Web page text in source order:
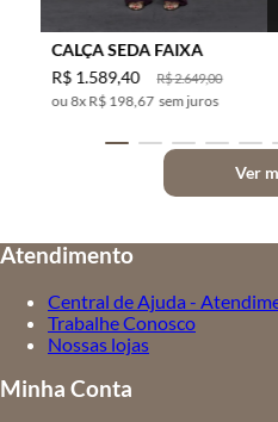
CALÇA SEDA FAIXA
R$2.649,00
R$ 1.589,40
8x R$ 198,67 sem juros
Ver
Atendimento
Central de Ajuda -
Trabalhe Conosco
Nossas lojas
Minha Conta